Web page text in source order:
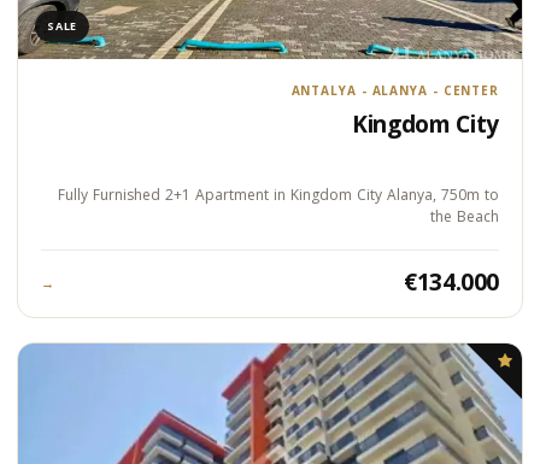
SALE
ANTALYA - ALANYA - CENTER
Kingdom City
Fully Furnished 2+1 Apartment in Kingdom City Alanya, 750m to
the Beach
€134.000
→